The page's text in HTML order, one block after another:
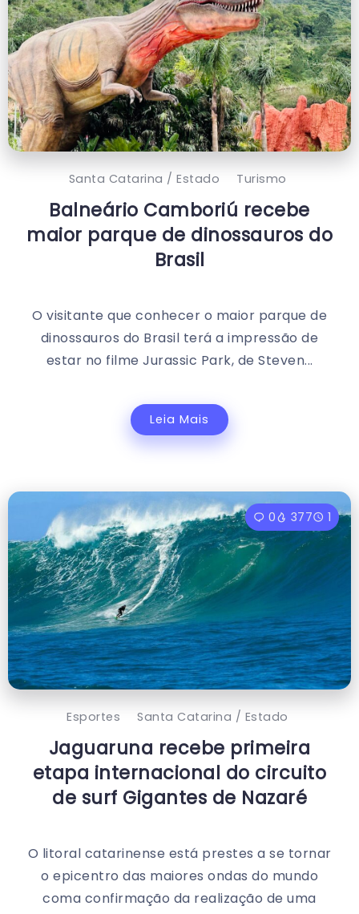
Santa Catarina / Estado Turismo
Balneário Camboriú recebe
maior parque de dinossauros do
Brasil
O visitante que conhecer o maior parque de
dinossauros do Brasil terá a impressão de
estar no filme Jurassic Park, de Steven...
Leia Mais
0 377 1
Esportes Santa Catarina / Estado
Jaguaruna recebe primeira
etapa internacional do circuito
de surf Gigantes de Nazaré
O litoral catarinense está prestes a se tornar
o epicentro das maiores ondas do mundo
coma confirmação da realização de uma